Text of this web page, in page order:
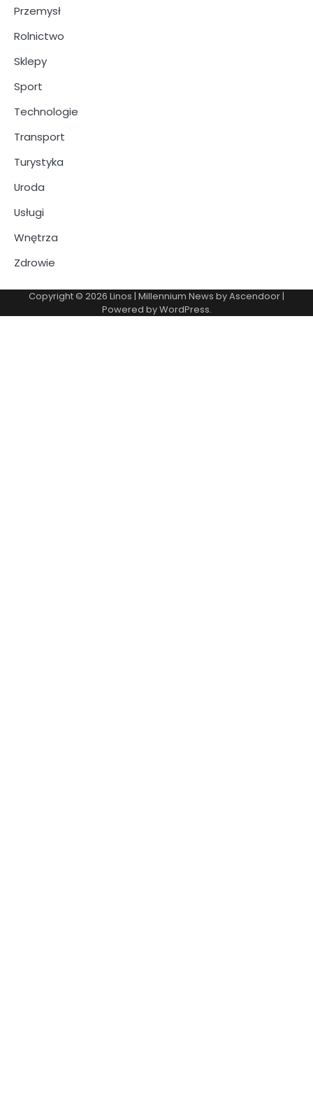
Przemysł
Rolnictwo
Sklepy
Sport
Technologie
Transport
Turystyka
Uroda
Usługi
Wnętrza
Zdrowie
Copyright © 2026 Linos | Millennium News byAscendoor |
Powered byWordPress.